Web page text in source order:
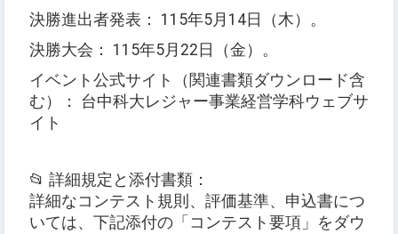
決勝進出者発表： 115年5月14日（木）。
決勝大会： 115年5月22日（金）。
イベント公式サイト（関連書類ダウンロード含
む）： 台中科大レジャー事業経営学科ウェブサ
イト
📂 詳細規定と添付書類：
詳細なコンテスト規則、評価基準、申込書につ
いては、下記添付の「コンテスト要項」をダウ